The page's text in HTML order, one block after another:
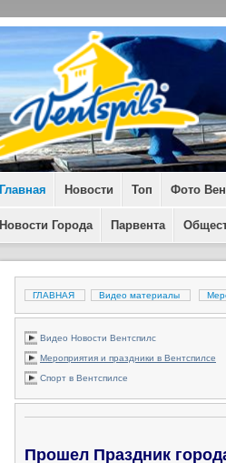
Главная Новости Топ Фото
Новости Города Парвента
ГЛАВНАЯ Видео материалы
Видео Новости Вентспилс
Мероприятия и праздники в Вентспилсе
Спорт в Вентспилсе
Прошел Праздник